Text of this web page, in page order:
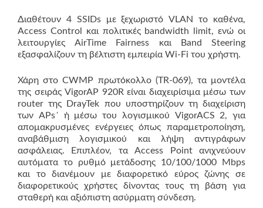
Διαθέτουν 4 SSIDs με ξεχωριστό VLAN το καθένα,
Access Control και πολιτικές bandwidth limit, ενώ οι
λειτουργίες AirTime Fairness και Band Steering
εξασφαλίζουν τη βέλτιστη εμπειρία Wi-Fi του χρήστη.
Χάρη στο CWMP πρωτόκολλο (TR-069), τα μοντέλα
της σειράς VigorAP 920R είναι διαχειρίσιμα μέσω των
router της DrayTek που υποστηρίζουν τη διαχείριση
των APs΄ ή μέσω του λογισμικού VigorACS 2, για
απομακρυσμένες ενέργειες όπως παραμετροποίηση,
αναβάθμιση λογισμικού και λήψη αντιγράφων
ασφάλειας. Επιπλέον, τα Access Point ανιχνεύουν
αυτόματα το ρυθμό μετάδοσης 10/100/1000 Mbps
και το διανέμουν με διαφορετικό εύρος ζώνης σε
διαφορετικούς χρήστες δίνοντας τους τη βάση για
σταθερή και αξιόπιστη ασύρματη σύνδεση.